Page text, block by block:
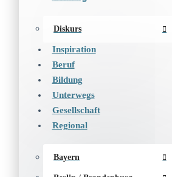
Diskurs
Inspiration
Beruf
Bildung
Unterwegs
Gesellschaft
Regional
Bayern